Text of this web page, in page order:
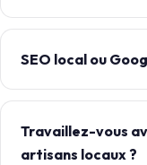
SEO local ou
Travaillez-vous
artisans locaux ?